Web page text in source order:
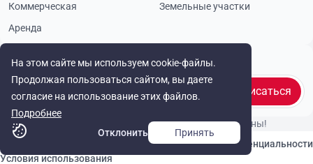
На этом сайте мы используем cookie-файлы.
Продолжая пользоваться сайтом, вы даете
согласие на использование этих файлов.
Подробнее
Отклонить
Принять
Будьте в курсе
Подписаться
Коммерческая
Земельные участки
Аренда
© Cyprus Realestate 2026. Все права защищены!
Политика конфиденциальности
Условия использования